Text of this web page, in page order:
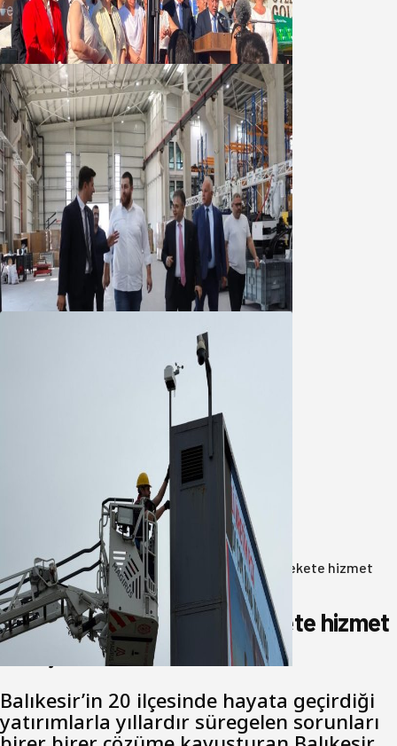
Yeni Parti Bandırma Teşkilatı kuruldu
06 Ağustos 2026
Marmara OSB Müteşebbis Heyeti
Toplantısı gerçekleştirildi
05 Ağustos 2026
Büyükşehir Çevresel İzleme Ağını
Bandırma ile Güçlendirdi
05 Ağustos 2026
Anasayfa/Gündem/Akın: Benim derdim memlekete hizmet
hemşerim!
Akın: Benim derdim memlekete hizmet
hemşerim!
Balıkesir’in 20 ilçesinde hayata geçirdiği
yatırımlarla yıllardır süregelen sorunları